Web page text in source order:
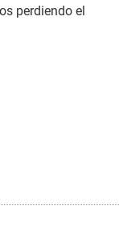
perdiendo el